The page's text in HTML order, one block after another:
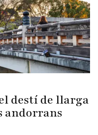
destí de llarga
andorrans